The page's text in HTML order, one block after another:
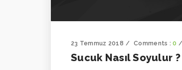
23 Temmuz 2018 Comments :0
Sucuk Nasıl Soyulur ?